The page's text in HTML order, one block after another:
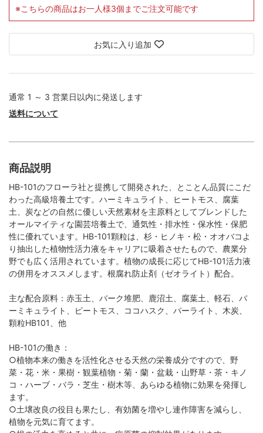
※こちらの商品はお一人様3個までご注文可能です
お気に入り追加
通常 1 ～ 3 営業日以内に発送します
送料について
商品説明
HB-101のフローラ社と提携して開発された、とことん品質にこだ
わった高級培養土です。ハーミキュライト、ヒートモス、腐葉
土、炭などの自然に優しい天然素材を主原料としてブレンドした
オールマイティな園芸培養土で、通気性・排水性・保水性・保肥
性に優れています。HB-101顆粒は、杉・ヒノキ・松・オオバコよ
り抽出した植物性活力液をキャリアに吸着させたもので、農業分
野でも広く活用されています。植物の成長に応じてHB-101活力液
の併用をオススメします。根腐れ防止剤（ゼオライト）配合。
主な配合原料：赤玉土、バーク堆肥、鹿沼土、腐葉土、軽石、バ
ーミキュライト、ピートモス、ココハスク、パーライト、木炭、
顆粒HB101、他
HB-101の働き：
○植物本来の働きを活性化させる天然の栄養成分ですので、野
菜・花・米・果樹・観葉植物・菊・蘭・盆栽・山野草・茶・キノ
コ・ハーブ・バラ・芝生・樹木等、あらゆる植物に効果を発揮し
ます。
○土壌改良の役目も果たし、有効菌を増やし連作障害を減らし、
植物を元気に育てます。